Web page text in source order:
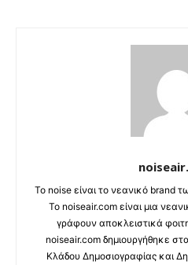
Το noise είναι το νεανικό brand
Το noiseair.com είναι μια
γράφουν αποκλειστικά
noiseair.com δημιουργήθηκε
Κλάδου Δημοσιογραφίας και